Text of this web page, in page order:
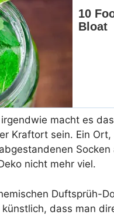
macht es
Kraftort sein. Ein
nicht mehr viel.
Duftsprüh-
dass man